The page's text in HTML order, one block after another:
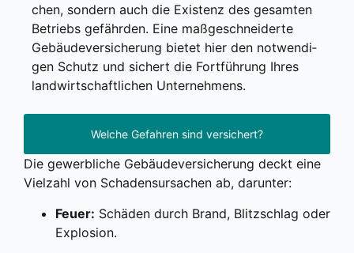
chen, son­dern auch die Exis­tenz des gesam­ten
Betriebs gefähr­den. Eine maß­ge­schnei­der­te
Gebäu­de­ver­si­che­rung bie­tet hier den not­wen­di­
gen Schutz und sichert die Fort­füh­rung Ihres
land­wirt­schaft­li­chen Unter­neh­mens.
Welche Gefahren sind versichert?
Die gewerb­li­che Gebäu­de­ver­si­che­rung deckt eine
Viel­zahl von Scha­dens­ur­sa­chen ab, dar­un­ter:
Feu­er: Schä­den durch Brand, Blitz­schlag oder
Explo­si­on.